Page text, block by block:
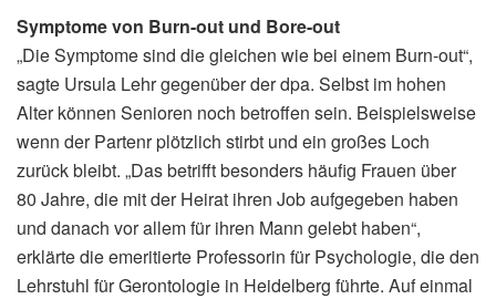
Symptome von Burn-out und Bore-out
„Die Symptome sind die gleichen wie bei einem Burn-out“,
sagte Ursula Lehr gegenüber der dpa. Selbst im hohen
Alter können Senioren noch betroffen sein. Beispielsweise
wenn der Partenr plötzlich stirbt und ein großes Loch
zurück bleibt. „Das betrifft besonders häufig Frauen über
80 Jahre, die mit der Heirat ihren Job aufgegeben haben
und danach vor allem für ihren Mann gelebt haben“,
erklärte die emeritierte Professorin für Psychologie, die den
Lehrstuhl für Gerontologie in Heidelberg führte. Auf einmal